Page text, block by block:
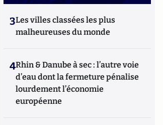
3Les villes classées les plus
malheureuses du monde
4Rhin & Danube à sec : l’autre voie
d’eau dont la fermeture pénalise
lourdement l’économie
européenne